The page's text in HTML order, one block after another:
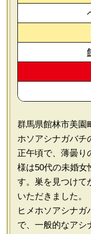
群馬県館林市美園
ホソアシナガバチ
正午頃で、薄曇り
様は50代の未婚女
す。巣を見つけて
いただきました。
ヒメホソアシナガ
で、一般的なアシ